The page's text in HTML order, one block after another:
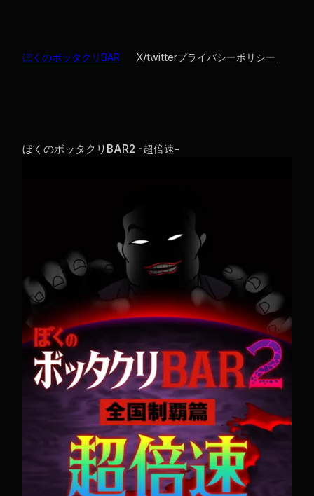
ぼくのボッタクリBAR X/twitterプライバシーポリシー
ぼくのボッタクリBAR2 -超倍速-